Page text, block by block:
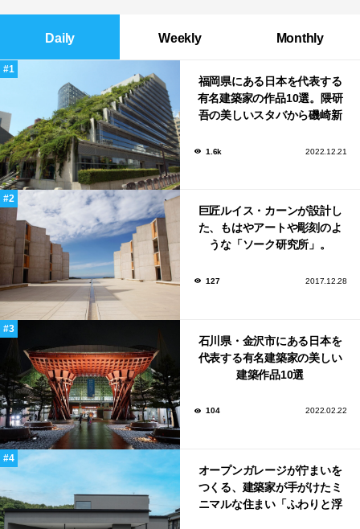
Daily Weekly Monthly
福岡県にある日本を代表する
有名建築家の作品10選。隈研
吾の美しいスタバから磯崎新
1.6k 2022.12.21
巨匠ルイス・カーンが設計し
た、もはやアートや彫刻のよ
うな「ソーク研究所」。
127 2017.12.28
石川県・金沢市にある日本を
代表する有名建築家の美しい
建築作品10選
104 2022.02.22
オープンガレージが佇まいを
つくる、建築家が手がけたミ
ニマルな住まい「ふわりと浮